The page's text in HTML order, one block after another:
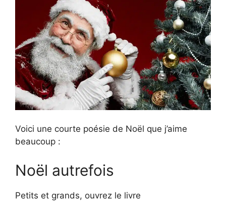
Voici une courte poésie de Noël que j’aime
beaucoup :
Noël autrefois
Petits et grands, ouvrez le livre